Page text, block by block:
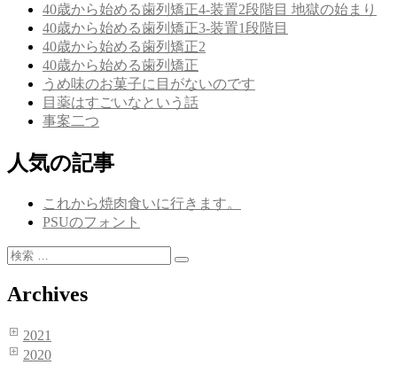
40歳から始める歯列矯正4-装置2段階目 地獄の始まり
40歳から始める歯列矯正3-装置1段階目
40歳から始める歯列矯正2
40歳から始める歯列矯正
うめ味のお菓子に目がないのです
目薬はすごいなという話
事案二つ
人気の記事
これから焼肉食いに行きます。
PSUのフォント
検
検
Archives
2021
2020